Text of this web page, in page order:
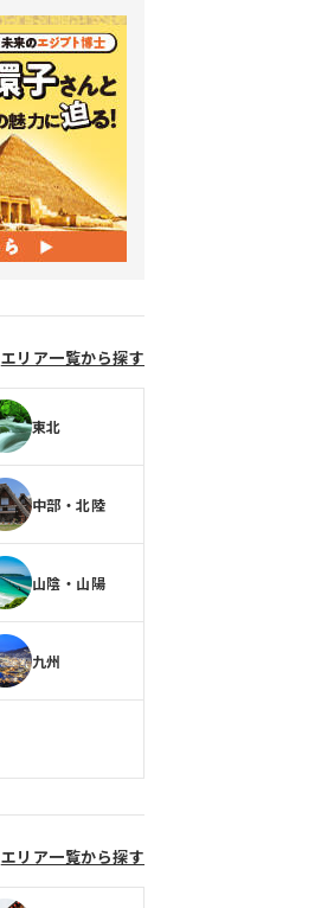
エリア一覧から探す
東北
中部・北陸
山陰・山陽
九州
エリア一覧から探す